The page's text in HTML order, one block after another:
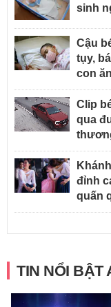
sinh
Cậu
tụy,
con
Clip
qua
đỉnh
quấn
TIN NỔI BẬT